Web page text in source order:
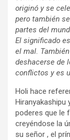
originó y se
pero también
partes del
El significado
el mal.
deshacerse de
conflictos y es
Holi hace
Hiranyakashipu
poderes que le
creyéndose la
su señor , el